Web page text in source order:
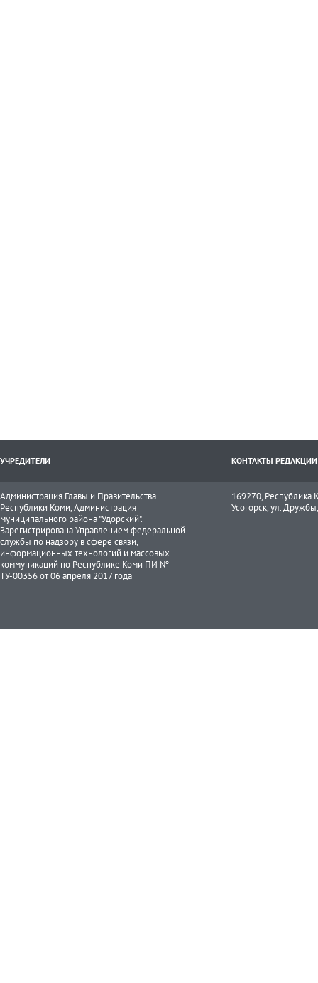
УЧРЕДИТЕЛИ КОНТАКТЫ РЕДАКЦИИ
Администрация Главы и Правительства
Республики Коми, Администрация
муниципального района "Удорский".
Зарегистрирована Управлением федеральной
службы по надзору в сфере связи,
информационных технологий и массовых
коммуникаций по Республике Коми ПИ №
ТУ-00356 от 06 апреля 2017 года
169270, Республика
Усогорск, ул.